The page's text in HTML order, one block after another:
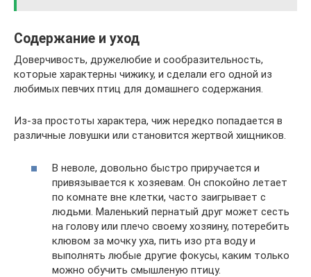
Содержание и уход
Доверчивость, дружелюбие и сообразительность,
которые характерны чижику, и сделали его одной из
любимых певчих птиц для домашнего содержания.
Из-за простоты характера, чиж нередко попадается в
различные ловушки или становится жертвой хищников.
В неволе, довольно быстро приручается и
привязывается к хозяевам. Он спокойно летает
по комнате вне клетки, часто заигрывает с
людьми. Маленький пернатый друг может сесть
на голову или плечо своему хозяину, потеребить
клювом за мочку уха, пить изо рта воду и
выполнять любые другие фокусы, каким только
можно обучить смышленую птицу.